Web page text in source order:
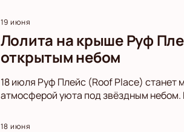
19 июня
Лолита на крыше Руф
открытым небом
18 июля Руф Плейс (Roof Place) станет
атмосферой уюта под звёздным небом.
18 июня